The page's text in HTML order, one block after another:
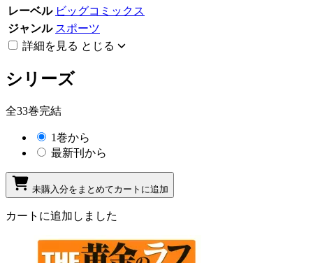
レーベル ビッグコミックス
ジャンル スポーツ
詳細を見る とじる
シリーズ
全33巻完結
1巻から
最新刊から
未購入分をまとめてカートに追加
カートに追加しました